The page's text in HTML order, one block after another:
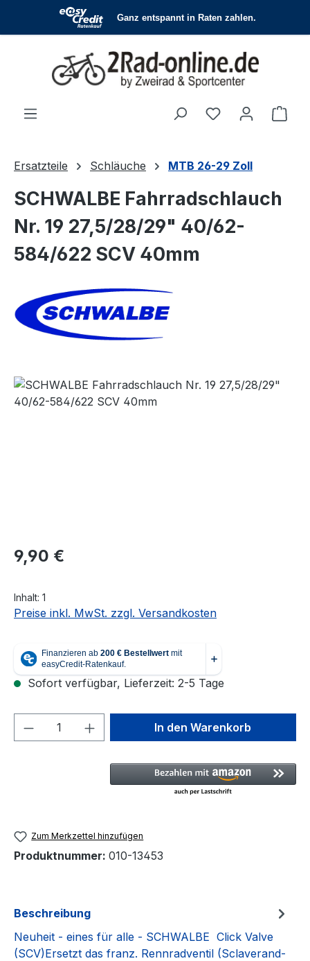
Zum Hauptinhalt springen
Du hast 0
Ersatzteile Schläuche MTB 26-29 Zoll
SCHWALBE Fahrradschlauch
Nr. 19 27,5/28/29" 40/62-
584/622 SCV 40mm
Regulärer Preis:
9,90 €
Inhalt: 1
Preise inkl. MwSt. zzgl. Versandkosten
Sofort verfügbar, Lieferzeit: 2-5 Tage
Produkt Anzahl: Gib denIn den Warenkorb
Zum Merkzettel hinzufügen
Produktnummer: 010-13453
Beschreibung
Neuheit - eines für alle - SCHWALBE Click Valve
(SCV)Ersetzt das franz. Rennradventil (Sclaverand-